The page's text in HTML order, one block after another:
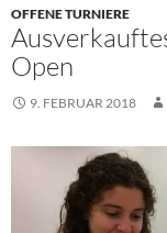
OFFENE TURNIERE
Open
9. FEBRUAR 2018